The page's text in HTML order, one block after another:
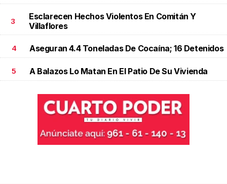
3
Esclarecen Hechos Violentos En Comitán Y
Villaflores
4 Aseguran 4.4 Toneladas De Cocaína; 16 Detenidos
5 A Balazos Lo Matan En El Patio De Su Vivienda